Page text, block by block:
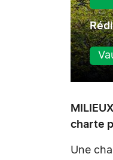
charte
Une